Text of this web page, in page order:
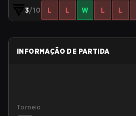
3/10 L L W L L
INFORMAÇÃO DE PARTIDA
Torneio